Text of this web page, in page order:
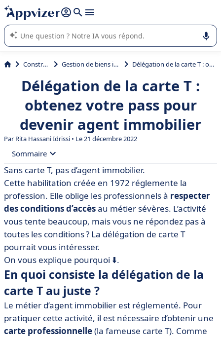
répondre (plusieurs lignes avec
L'IA de Appvizer vous guide dans l'utilisation ou la sélection de
logiciel SaaS en entreprise.
Construction Gestion de biens immobiliers Délégation de la carte T : obtenez votre pass pour devenir agent immobilier
Délégation de la carte T :
obtenez votre pass pour
devenir agent immobilier
ParRita Hassani Idrissi • Le 21 décembre 2022
Sommaire
• En quoi consiste la délégation de la carte T au juste ?
• Quelles sont les conditions d’obtention de la carte T ?
• Comment obtenir une carte IT en 5 étapes ?
• Quelle procédure pour obtenir une délégation de
carte T ?
• La délégation de la carte T en bref
Sans carte T, pas d’agent immobilier.
Cette habilitation créée en 1972 réglemente la
profession. Elle oblige les professionnels à respecter
des conditions d’accèsau métier sévères. L’activité
vous tente beaucoup, mais vous ne répondez pas à
toutes les conditions ? La délégation de carte T
pourrait vous intéresser.
On vous explique pourquoi ⬇️.
En quoi consiste la délégation de la
carte T au juste ?
Le métier d’agent immobilier est réglementé. Pour
pratiquer cette activité, il est nécessaire d’obtenir une
carte professionnelle(la fameuse carte T). Comme